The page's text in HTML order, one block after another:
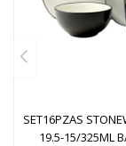
SET16PZAS
19.5-15/325ML